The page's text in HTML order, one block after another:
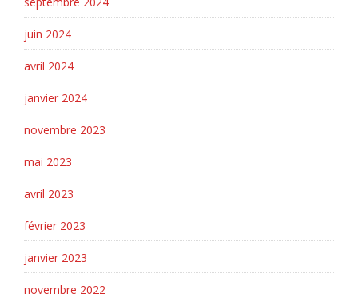
juin 2024
avril 2024
janvier 2024
novembre 2023
mai 2023
avril 2023
février 2023
janvier 2023
novembre 2022